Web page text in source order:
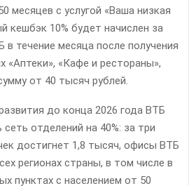
месяцев с услугой «Ваша низкая
кешбэк 10% будет начислен за
в течение месяца после получения
«Аптеки», «Кафе и рестораны»,
от 40 тысяч рублей.
до конца 2026 года ВТБ
сеть отделений на 40%: за три
достигнет 1,8 тысяч, офисы ВТБ
регионах страны, в том числе в
пунктах с населением от 50